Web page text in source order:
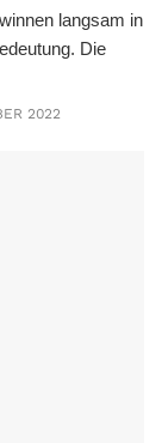
langsam in
Die
2022